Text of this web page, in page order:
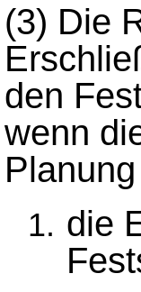
(3) Die
den
wenn
die